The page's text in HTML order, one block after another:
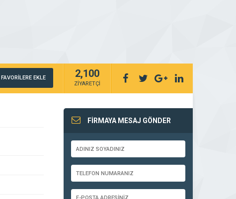
FAVORİLERE EKLE 2,100
ZİYARETÇİ
FİRMAYA MESAJ GÖNDER